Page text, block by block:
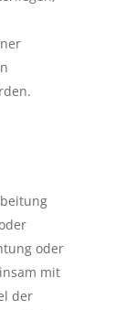
oder
mit
der